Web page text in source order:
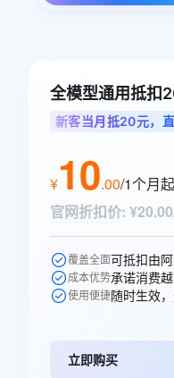
全模型通用抵扣
新客当月抵20元，
¥10.00/1个月起
官网折扣价:
覆盖全面
成本优势
使用便捷
立即购买